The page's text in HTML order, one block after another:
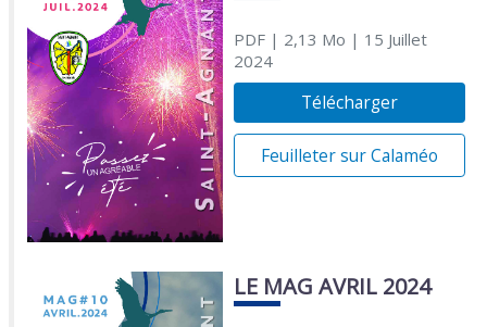
PDF| 2,13 Mo | 15 Juillet
2024
Télécharger
Feuilleter sur Calaméo
LE MAG AVRIL 2024